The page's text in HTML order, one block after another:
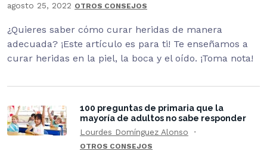
agosto 25, 2022 OTROS CONSEJOS
¿Quieres saber cómo curar heridas de manera
adecuada? ¡Este artículo es para ti! Te enseñamos a
curar heridas en la piel, la boca y el oído. ¡Toma nota!
100 preguntas de primaria que la
mayoría de adultos no sabe responder
Lourdes Domínguez Alonso
OTROS CONSEJOS